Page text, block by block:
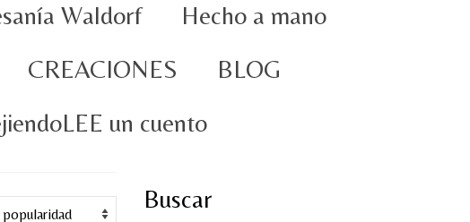
Waldorf
Hecho a mano
CREACIONES
BLOG
un cuento
Buscar